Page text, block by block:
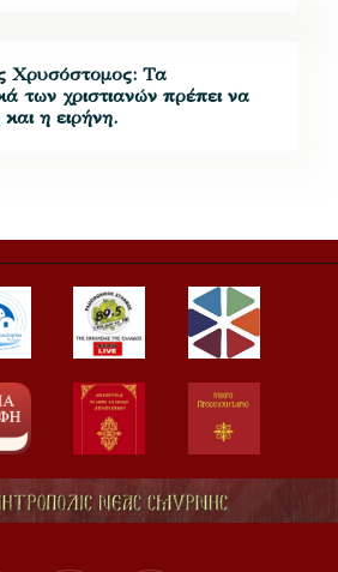
Χρυσόστομος: Τα
των χριστιανών πρέπει να
η ειρήνη.